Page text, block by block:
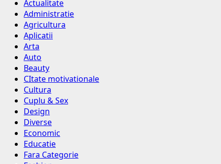
Actualitate
Administratie
Agricultura
Aplicatii
Arta
Auto
Beauty
CItate motivationale
Cultura
Cuplu & Sex
Design
Diverse
Economic
Educatie
Fara Categorie